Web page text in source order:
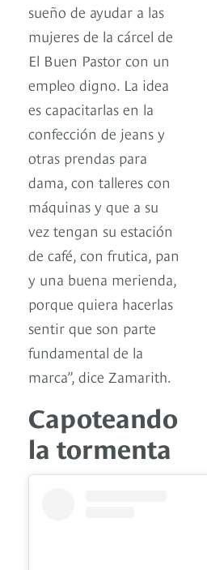
sueño de ayudar a las
mujeres de la cárcel de
El Buen Pastor con un
empleo digno. La idea
es capacitarlas en la
confección de jeans y
otras prendas para
dama, con talleres con
máquinas y que a su
vez tengan su estación
de café, con frutica, pan
y una buena merienda,
porque quiera hacerlas
sentir que son parte
fundamental de la
marca”, dice Zamarith.
Capoteando
la tormenta